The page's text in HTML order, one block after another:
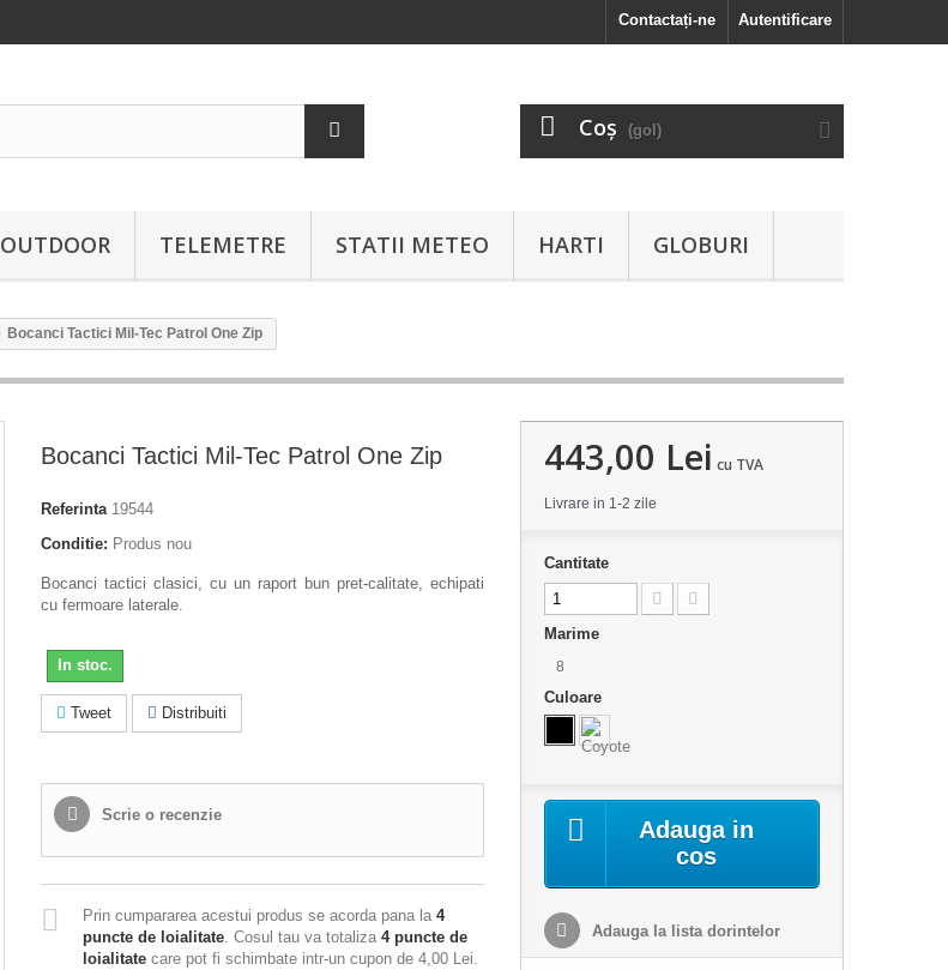
Autentificare
Contactați-ne
Coş (gol)
OUTDOOR TELEMETRE STATII METEO HARTI GLOBURI
Bocanci Tactici Mil-Tec Patrol One Zip
Bocanci Tactici Mil-Tec Patrol One Zip
Referinta 19544
Conditie: Produs nou
Bocanci tactici clasici, cu un raport bun pret-calitate, echipati
cu fermoare laterale.
In stoc.
Tweet Distribuiti
Scrie o recenzie
Prin cumpararea acestui produs se acorda pana la 4
puncte de loialitate. Cosul tau va totaliza 4puncte de
loialitate care pot fi schimbate intr-un cupon de 4,00 Lei.
443,00 Lei cu TVA
Livrare in 1-2 zile
Cantitate
Marime
8
Culoare
Adauga in
cos
Adauga la lista dorintelor